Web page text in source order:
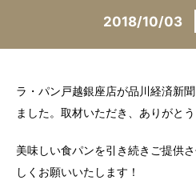
2018/10/03
ラ・パン戸越銀座店が品川経済新
ました。取材いただき、ありがとう
美味しい食パンを引き続きご提供
しくお願いいたします！